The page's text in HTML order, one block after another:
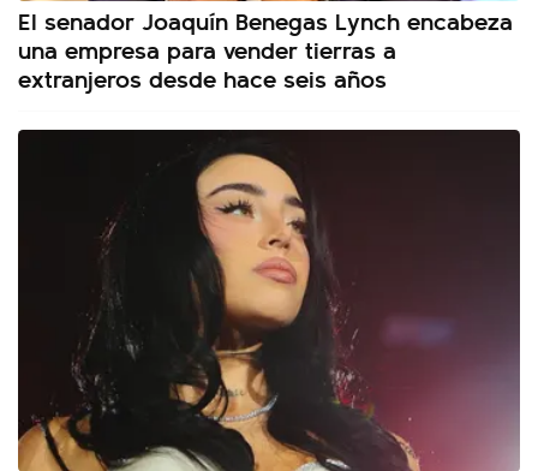
El senador Joaquín Benegas Lynch encabeza
una empresa para vender tierras a
extranjeros desde hace seis años